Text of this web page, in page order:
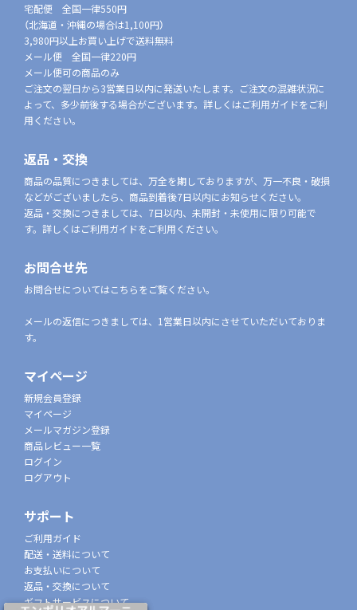
宅配便 全国一律550円
（北海道・沖縄の場合は1,100円）
3,980円以上お買い上げで送料無料
メール便 全国一律220円
メール便可の商品のみ
ご注文の翌日から3営業日以内に発送いたします。ご注文の混雑状況に
よって、多少前後する場合がございます。詳しくはご利用ガイドをご利
用ください。
返品・交換
商品の品質につきましては、万全を期しておりますが、万一不良・破損
などがございましたら、商品到着後7日以内にお知らせください。
返品・交換につきましては、7日以内、未開封・未使用に限り可能で
す。詳しくはご利用ガイドをご利用ください。
お問合せ先
お問合せについてはこちらをご覧ください。
メールの返信につきましては、1営業日以内にさせていただいておりま
す。
マイページ
新規会員登録
マイページ
メールマガジン登録
商品レビュー一覧
ログイン
ログアウト
サポート
ご利用ガイド
配送・送料について
お支払いについて
返品・交換について
ギフトサービスについて